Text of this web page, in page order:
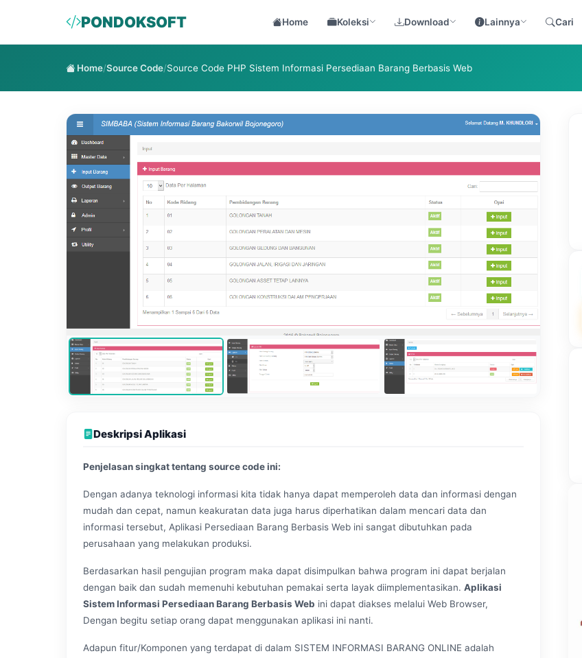
PONDOKSOFT Home Koleksi Download Lainnya Cari
Home/Source Code/Source Code PHP Sistem Informasi Persediaan Barang Berbasis Web
Deskripsi Aplikasi
Penjelasan singkat tentang source code ini:
Dengan adanya teknologi informasi kita tidak hanya dapat memperoleh data dan informasi dengan
mudah dan cepat, namun keakuratan data juga harus diperhatikan dalam mencari data dan
informasi tersebut, Aplikasi Persediaan Barang Berbasis Web ini sangat dibutuhkan pada
perusahaan yang melakukan produksi.
Berdasarkan hasil pengujian program maka dapat disimpulkan bahwa program ini dapat berjalan
dengan baik dan sudah memenuhi kebutuhan pemakai serta layak diimplementasikan. Aplikasi
Sistem Informasi Persediaan Barang Berbasis Web ini dapat diakses melalui Web Browser,
Dengan begitu setiap orang dapat menggunakan aplikasi ini nanti.
Adapun fitur/Komponen yang terdapat di dalam SISTEM INFORMASI BARANG ONLINE adalah